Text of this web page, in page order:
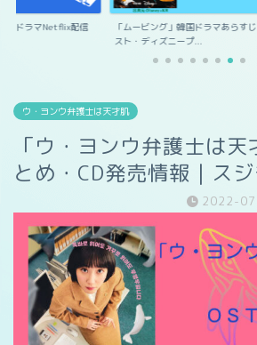
国ドラマNetflix配信
「ムービング」韓国ドラマあらす
スト・ディズニープ...
ウ・ヨンウ弁護士は天才肌
「ウ・ヨンウ弁護士は天
とめ・CD発売情報｜スジ
2022-